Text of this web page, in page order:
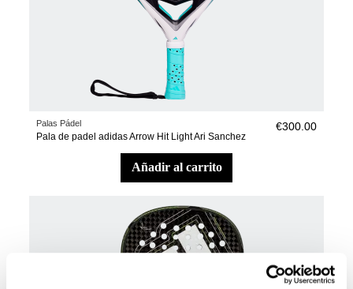
Palas Pádel
Pala de padel adidas Arrow Hit Light Ari Sanchez
€300.00
añadir al carrito